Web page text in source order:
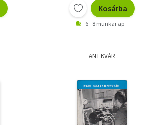
Kosárba
6 - 8 munkanap
ANTIKVÁR